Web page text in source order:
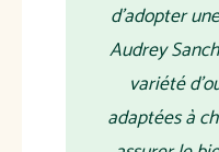
d'adopter
Audrey
variété
adaptées à